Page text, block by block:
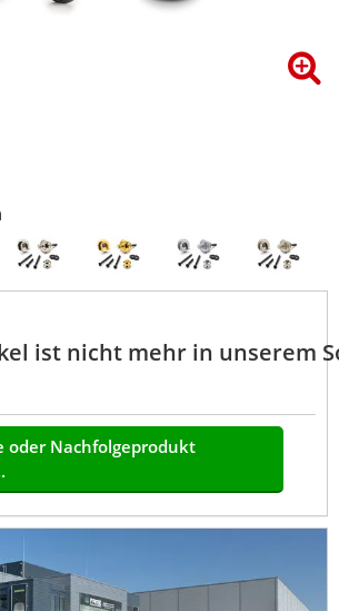
ist nicht mehr in unserem
oder Nachfolgeprodukt